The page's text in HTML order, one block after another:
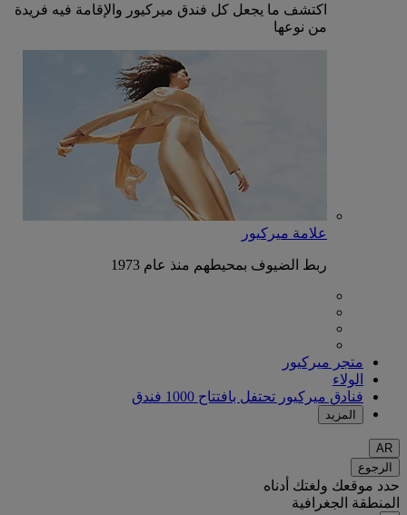
اكتشف ما يجعل كل فندق ميركيور والإقامة فيه فريدة
من نوعها
علامة ميركيور
ربط الضيوف بمحيطهم منذ عام 1973
متجر ميركيور
الولاء
فنادق ميركيور تحتفل بافتتاح 1000 فندق
المزيد
AR
الرجوع
حدد موقعك ولغتك أدناه
المنطقة الجغرافية